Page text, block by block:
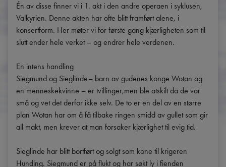
Én av disse finner vi i 1. akt i den andre operaen i syklusen,
Valkyrien. Denne akten har ofte blitt framført alene, i
konsertform. Her møter vi for første gang kjærligheten som til
slutt ender hele verket – og endrer hele verdenen.
En intens handling
Siegmund og Sieglinde– barn av gudenes konge Wotan og
en menneskekvinne – er tvillinger,men ble atskilt da de var
små og vet det derfor ikke selv. De to er en del av en større
plan Wotan har om å få tilbake ringen smidd av gullet som gir
all makt, men krever at man forsaker kjærlighet til evig tid.
Sieglinde har blitt bortført og solgt som kone til krigeren
Hunding. Siegmund er på flukt og har søkt ly i fienden